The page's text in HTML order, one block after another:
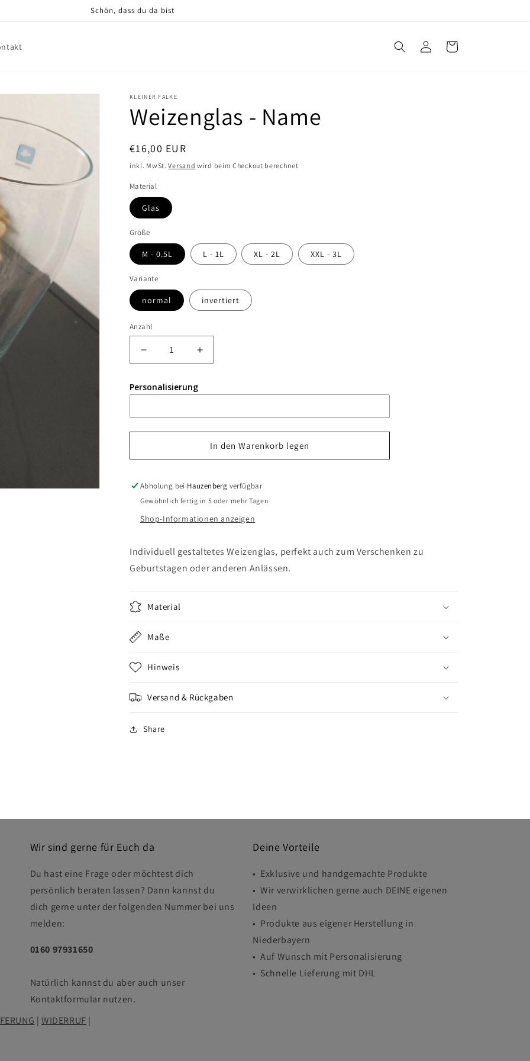
Schön, dass du da bist
EinloggenWarenkorb
KLEINER FALKE
Weizenglas - Name
Normaler
Preis
€16,00 EUR
inkl. MwSt.Versand wird beim Checkout berechnet
Material
Glas
Größe
M - 0.5L L - 1L XL - 2L XXL - 3L
Variante
normal invertiert
Anzahl
Verringere
die
für
-
Name
Erhöhe
die
für
-
Name
Personalisierung
In den Warenkorb legen
Abholung bei Hauzenberg verfügbar
Gewöhnlich fertig in 5 oder mehr Tagen
Shop-Informationen anzeigen
Individuell gestaltetes Weizenglas, perfekt auch zum Verschenken zu
Geburtstagen oder anderen Anlässen.
Material
Maße
Hinweis
Versand & Rückgaben
Share
Wir sind gerne für Euch da
Du hast eine Frage oder möchtest dich
persönlich beraten lassen? Dann kannst du
dich gerne unter der folgenden Nummer bei uns
melden:
0160 97931650
Natürlich kannst du aber auch unser
Kontaktformular nutzen.
Deine Vorteile
• Exklusive und handgemachte Produkte
• Wir verwirklichen gerne auch DEINE eigenen
Ideen
• Produkte aus eigener Herstellung in
Niederbayern
• Auf Wunsch mit Personalisierung
• Schnelle Lieferung mit DHL
|WIDERRUF |